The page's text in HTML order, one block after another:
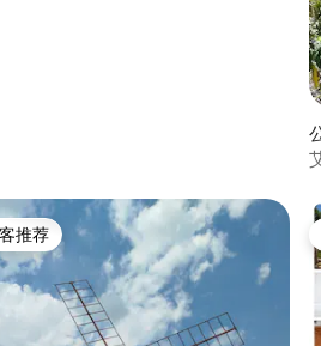
房客推荐」
推荐